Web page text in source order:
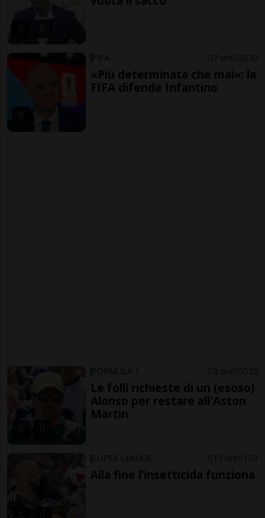
FIFA 7 ore 3 30
«Più determinata che mai»: la
FIFA difende Infantino
FORMULA 1 8 ore 5 26
Le folli richieste di un (esoso)
Alonso per restare all'Aston
Martin
SUPER LEAGUE 17 ore 1 3
Alla fine l’insetticida funziona